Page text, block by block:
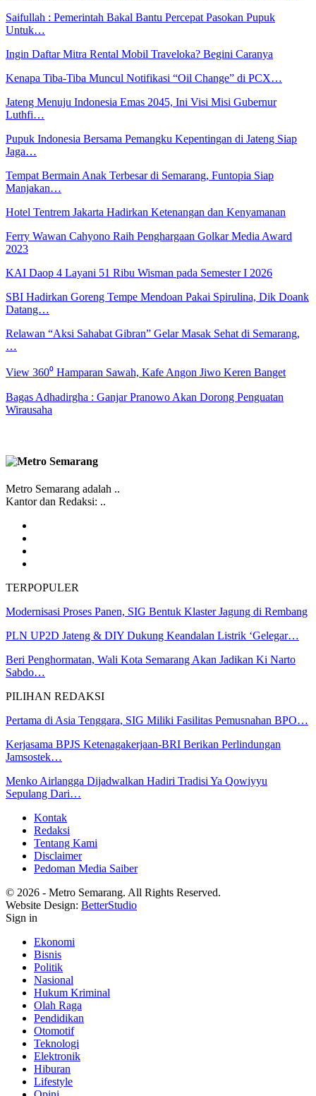
Saifullah : Pemerintah Bakal Bantu Percepat Pasokan Pupuk
Untuk…
Ingin Daftar Mitra Rental Mobil Traveloka? Begini Caranya
Kenapa Tiba-Tiba Muncul Notifikasi “Oil Change” di PCX…
Jateng Menuju Indonesia Emas 2045, Ini Visi Misi Gubernur
Luthfi…
Pupuk Indonesia Bersama Pemangku Kepentingan di Jateng Siap
Jaga…
Tempat Bermain Anak Terbesar di Semarang, Funtopia Siap
Manjakan…
Hotel Tentrem Jakarta Hadirkan Ketenangan dan Kenyamanan
Ferry Wawan Cahyono Raih Penghargaan Golkar Media Award
2023
KAI Daop 4 Layani 51 Ribu Wisman pada Semester I 2026
SBI Hadirkan Goreng Tempe Mendoan Pakai Spirulina, Dik Doank
Datang…
Relawan “Aksi Sahabat Gibran” Gelar Masak Sehat di Semarang,
…
View 360⁰ Hamparan Sawah, Kafe Angon Jiwo Keren Banget
Bagas Adhadirgha : Ganjar Pranowo Akan Dorong Penguatan
Wirausaha
Metro Semarang adalah ..
Kantor dan Redaksi: ..
TERPOPULER
Modernisasi Proses Panen, SIG Bentuk Klaster Jagung di Rembang
PLN UP2D Jateng & DIY Dukung Keandalan Listrik ‘Gelegar…
Beri Penghormatan, Wali Kota Semarang Akan Jadikan Ki Narto
Sabdo…
PILIHAN REDAKSI
Pertama di Asia Tenggara, SIG Miliki Fasilitas Pemusnahan BPO…
Kerjasama BPJS Ketenagakerjaan-BRI Berikan Perlindungan
Jamsostek…
Menko Airlangga Dijadwalkan Hadiri Tradisi Ya Qowiyyu
Sepulang Dari…
Kontak
Redaksi
Tentang Kami
Disclaimer
Pedoman Media Saiber
© 2026 - Metro Semarang. All Rights Reserved.
Website Design: BetterStudio
Sign in
Ekonomi
Bisnis
Politik
Nasional
Hukum Kriminal
Olah Raga
Pendidikan
Otomotif
Teknologi
Elektronik
Hiburan
Lifestyle